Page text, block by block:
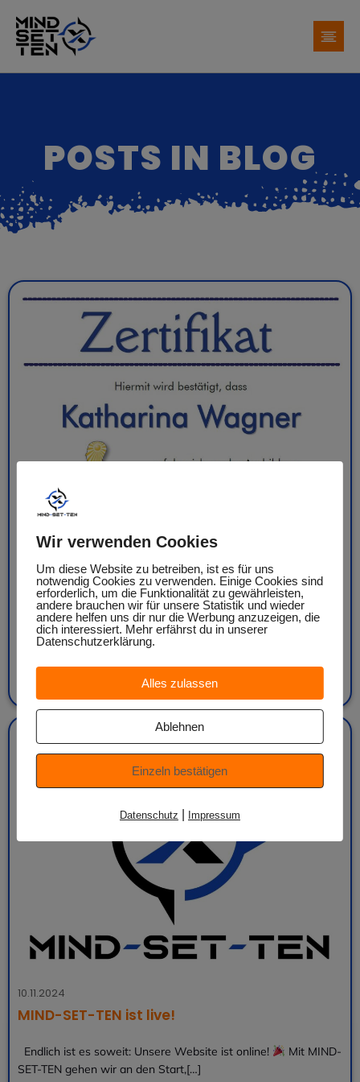
POSTS IN BLOG
Neu bei MIND-SET-TEN: Life Kinetik® –
Trainiere Kopf und Körper!
Wir freuen uns riesig, euch nicht nur ein neues Angebot
10.11.2024
MIND-SET-TEN ist live!
Endlich ist es soweit: Unsere Website ist online!
Mit MIND-
SET-TEN gehen wir an den Start,[…]
Wir verwenden Cookies
Um diese Website zu betreiben, ist es für uns
notwendig Cookies zu verwenden. Einige Cookies sind
erforderlich, um die Funktionalität zu gewährleisten,
andere brauchen wir für unsere Statistik und wieder
andere helfen uns dir nur die Werbung anzuzeigen, die
dich interessiert. Mehr erfährst du in unserer
Datenschutzerklärung.
Alles zulassen
Ablehnen
Einzeln bestätigen
Datenschutz Impressum